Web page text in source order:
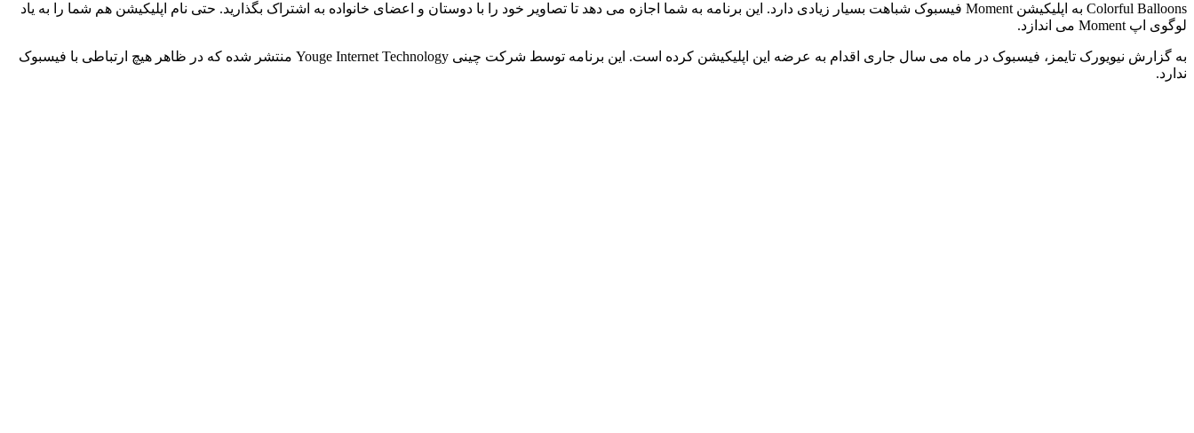
Colorful Balloons به اپلیکیشن Moment فیسبوک شباهت بسیار زیادی دارد. این برنامه به شما اجازه می دهد تا تصاویر خود را با دوستان و اعضای خانواده به اشتراک بگذارید. حتی نام اپلیکیشن هم شما را به یاد
لوگوی اپ Moment می اندازد.
به گزارش نیویورک تایمز، فیسبوک در ماه می سال جاری اقدام به عرضه این اپلیکیشن کرده است. این برنامه توسط شرکت چینی Youge Internet Technology منتشر شده که در ظاهر هیچ ارتباطی با فیسبوک
ندارد.